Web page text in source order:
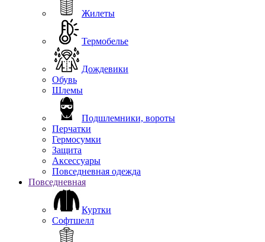
Жилеты
Термобелье
Дождевики
Обувь
Шлемы
Подшлемники, вороты
Перчатки
Гермосумки
Защита
Аксессуары
Повседневная одежда
Повседневная
Куртки
Софтшелл